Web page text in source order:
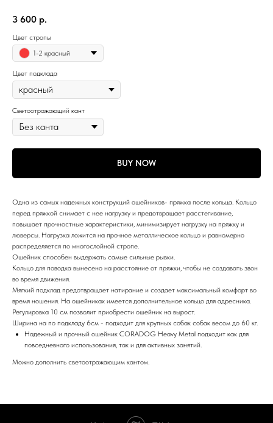
3 600 р.
Цвет стропы
1-2 красный
Цвет подклада
Светоотражающий кант
BUY NOW
Одна из самых надежных конструкций ошейников- пряжка после кольца. Кольцо
перед пряжкой снимает с нее нагрузку и предотвращает расстегивание,
повышает прочностные характеристики, минимизирует нагрузку на пряжку и
люверсы. Нагрузка ложится на прочное металлическое кольцо и равномерно
распределяется по многослойной стропе.
Ошейник способен выдержать самые сильные рывки.
Кольцо для поводка вынесено на расстояние от пряжки, чтобы не создавать звон
во время движения.
Мягкий подклад предотвращает натирание и создает максимальный комфорт во
время ношения. На ошейниках имеется дополнительное кольцо для адресника.
Регулировка 10 см позволит приобрести ошейник на вырост.
Ширина на по подкладу 6см - подходит для крупных собак собак весом до 60 кг.
Надежный и прочный ошейник CORADOG Heavy Metal подходит как для
повседневного использования, так и для активных занятий.
Можно дополнить светоотражающим кантом.